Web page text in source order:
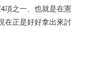
項之一、也就是在憲
在正是好好拿出來討